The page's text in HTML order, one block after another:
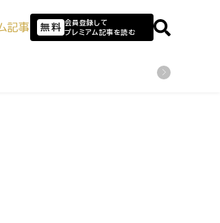
記事 無料 会員登録して
プレミアム記事を読む